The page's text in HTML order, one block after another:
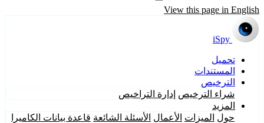
View this page in English
iSpy
تحميل
المستندات
الترخيص
شراء الترخيص إدارة التراخيص
المزيد
حول الميزات الأعمال الأسئلة الشائعة قاعدة بيانات الكاميرا